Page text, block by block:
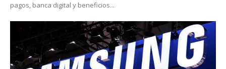
pagos, banca digital y beneficios...